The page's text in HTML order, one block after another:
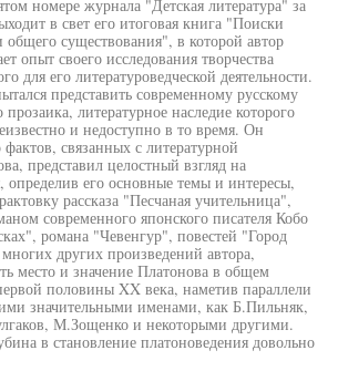
номере журнала "Детская литература" за
в свет его итоговая книга "Поиски
общего существования", в которой автор
опыт своего исследования творчества
для его литературоведческой деятельности.
представить современному русскому
прозаика, литературное наследие которого
и недоступно в то время. Он
связанных с литературной
представил целостный взгляд на
определив его основные темы и интересы,
рассказа "Песчаная учительница",
современного японского писателя Кобо
романа "Чевенгур", повестей "Город
других произведений автора,
место и значение Платонова в общем
половины XX века, наметив параллели
значительными именами, как Б.Пильняк,
М.Зощенко и некоторыми другими.
в становление платоноведения довольно